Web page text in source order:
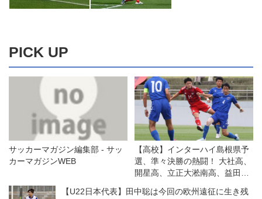
PICK UP
サッカーマガジン編集部 - サッ
カーマガジンWEB
【高校】インターハイ島根県予
選、準々決勝の熱闘！ 大社高、
開星高、立正大淞南高、益田東
【U22日本代表】田中聡は今回の欧州遠征に生き残